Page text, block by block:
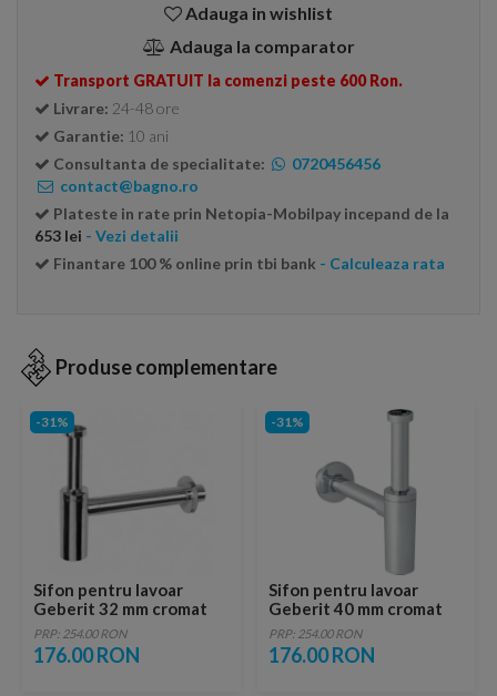
Adauga in wishlist
Adauga la comparator
Transport GRATUIT la comenzi peste 600 Ron.
Livrare: 24-48 ore
Garantie: 10 ani
Consultanta de specialitate:
0720456456
contact@bagno.ro
Plateste in rate prin Netopia-Mobilpay incepand de la
653 lei - Vezi detalii
Finantare 100 % online prin tbi bank - Calculeaza rata
Produse complementare
-31%
Sifon pentru lavoar
Geberit 32 mm cromat
PRP: 254.00 RON
176.00 RON
-31%
Sifon pentru lavoar
Geberit 40 mm cromat
PRP: 254.00 RON
176.00 RON